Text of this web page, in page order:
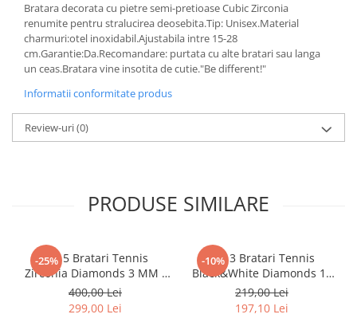
Bratara decorata cu pietre semi-pretioase Cubic Zirconia
renumite pentru stralucirea deosebita.Tip: Unisex.Material
charmuri:otel inoxidabil.Ajustabila intre 15-28
cm.Garantie:Da.Recomandare: purtata cu alte bratari sau langa
un ceas.Bratara vine insotita de cutie."Be different!"
Informatii conformitate produs
Review-uri(0)
PRODUSE SIMILARE
-25%
Set 5 Bratari Tennis
Zirconia Diamonds 3 MM /
19.5 CM
400,00 Lei
299,00 Lei
-10%
Set 3 Bratari Tennis
Black&White Diamonds 19
CM
219,00 Lei
197,10 Lei